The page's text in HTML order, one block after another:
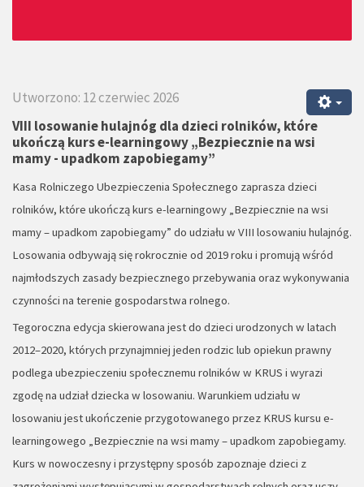
Utworzono: 12 czerwiec 2026
VIII losowanie hulajnóg dla dzieci rolników, które
ukończą kurs e-learningowy „Bezpiecznie na wsi
mamy - upadkom zapobiegamy”
Kasa Rolniczego Ubezpieczenia Społecznego zaprasza dzieci
rolników, które ukończą kurs e-learningowy „Bezpiecznie na wsi
mamy – upadkom zapobiegamy” do udziału w VIII losowaniu hulajnóg.
Losowania odbywają się rokrocznie od 2019 roku i promują wśród
najmłodszych zasady bezpiecznego przebywania oraz wykonywania
czynności na terenie gospodarstwa rolnego.
Tegoroczna edycja skierowana jest do dzieci urodzonych w latach
2012–2020, których przynajmniej jeden rodzic lub opiekun prawny
podlega ubezpieczeniu społecznemu rolników w KRUS i wyrazi
zgodę na udział dziecka w losowaniu. Warunkiem udziału w
losowaniu jest ukończenie przygotowanego przez KRUS kursu e-
learningowego „Bezpiecznie na wsi mamy – upadkom zapobiegamy.
Kurs w nowoczesny i przystępny sposób zapoznaje dzieci z